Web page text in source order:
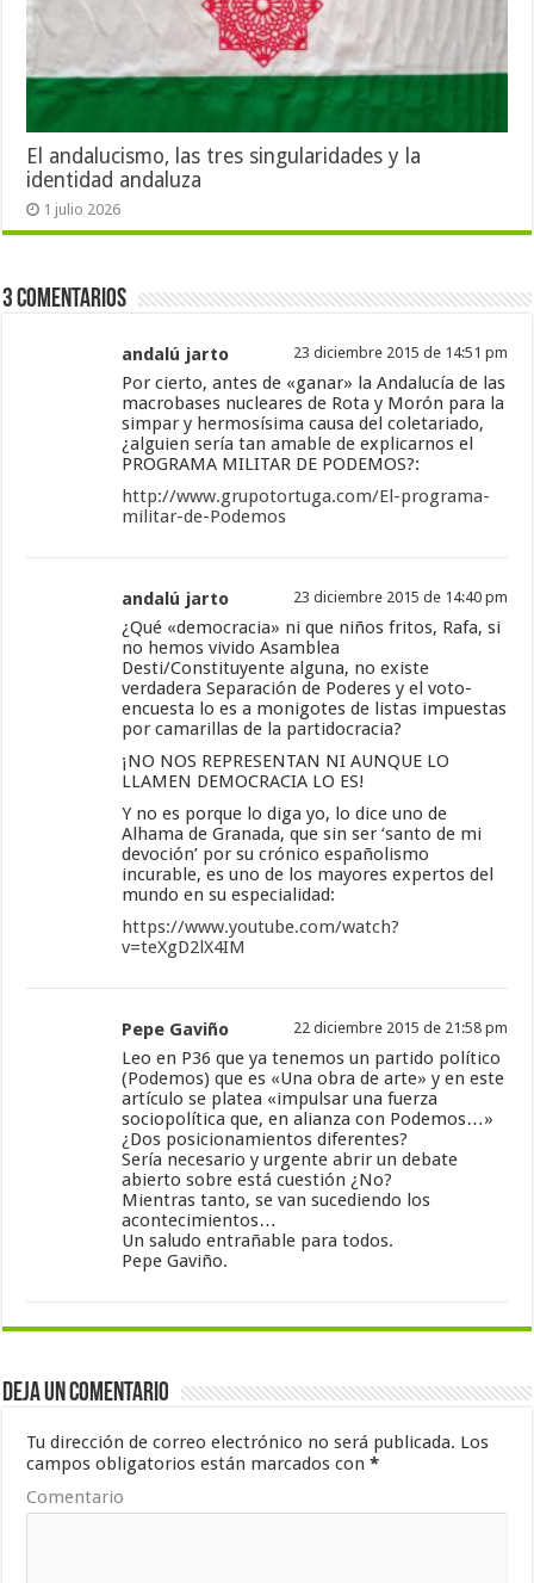
El andalucismo, las tres singularidades y la
identidad andaluza
1 julio 2026
3 Comentarios
andalú jarto 23 diciembre 2015 de 14:51 pm
Por cierto, antes de «ganar» la Andalucía de las
macrobases nucleares de Rota y Morón para la
simpar y hermosísima causa del coletariado,
¿alguien sería tan amable de explicarnos el
PROGRAMA MILITAR DE PODEMOS?:
http://www.grupotortuga.com/El-programa-
militar-de-Podemos
andalú jarto 23 diciembre 2015 de 14:40 pm
¿Qué «democracia» ni que niños fritos, Rafa, si
no hemos vivido Asamblea
Desti/Constituyente alguna, no existe
verdadera Separación de Poderes y el voto-
encuesta lo es a monigotes de listas impuestas
por camarillas de la partidocracia?
¡NO NOS REPRESENTAN NI AUNQUE LO
LLAMEN DEMOCRACIA LO ES!
Y no es porque lo diga yo, lo dice uno de
Alhama de Granada, que sin ser ‘santo de mi
devoción’ por su crónico españolismo
incurable, es uno de los mayores expertos del
mundo en su especialidad:
https://www.youtube.com/watch?
v=teXgD2lX4IM
Pepe Gaviño 22 diciembre 2015 de 21:58 pm
Leo en P36 que ya tenemos un partido político
(Podemos) que es «Una obra de arte» y en este
artículo se platea «impulsar una fuerza
sociopolítica que, en alianza con Podemos…»
¿Dos posicionamientos diferentes?
Sería necesario y urgente abrir un debate
abierto sobre está cuestión ¿No?
Mientras tanto, se van sucediendo los
acontecimientos…
Un saludo entrañable para todos.
Pepe Gaviño.
Deja un comentario
Tu dirección de correo electrónico no será publicada. Los
campos obligatorios están marcados con*
Comentario